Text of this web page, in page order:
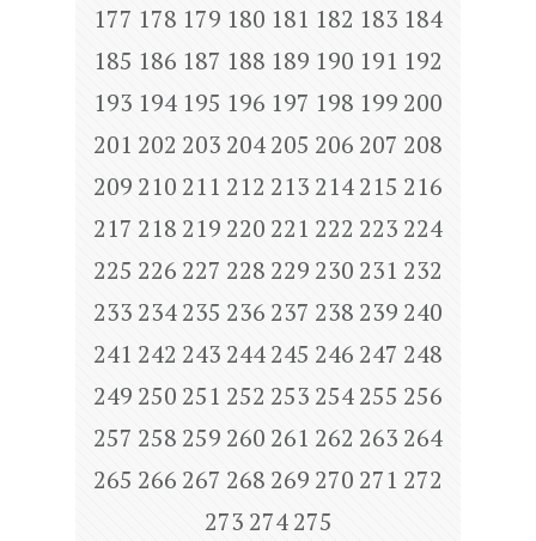
177 178 179 180 181 182 183 184
185 186 187 188 189 190 191 192
193 194 195 196 197 198 199 200
201 202 203 204205 206 207 208
209 210 211 212 213 214215 216
217 218 219 220 221 222 223 224
225 226 227 228 229 230 231 232
233 234235 236 237 238 239 240
241 242 243 244245 246 247 248
249 250 251 252 253 254255 256
257 258 259 260 261 262 263 264
265 266 267 268 269 270 271 272
273 274 275